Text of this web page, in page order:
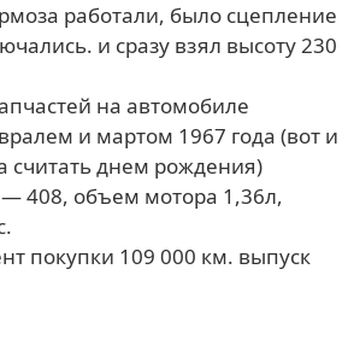
работали, было сцепление
и сразу взял высоту 230
на автомобиле
и мартом 1967 года (вот и
считать днем рождения)
408, объем мотора 1,36л,
покупки 109 000 км. выпуск